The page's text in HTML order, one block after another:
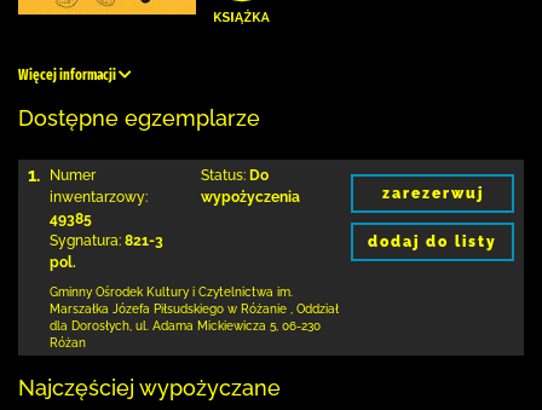
Więcej informacji
Dostępne egzemplarze
1.
Numer
inwentarzowy:
49385
Sygnatura: 821-3
pol.
Status: Do
wypożyczenia
Gminny Ośrodek Kultury i Czytelnictwa im.
Marszałka Józefa Piłsudskiego w Różanie
Oddział
dla Dorosłych, ul. Adama Mickiewicza 5 06-230
Różan
zarezerwuj
dodaj do listy
Najczęściej wypożyczane